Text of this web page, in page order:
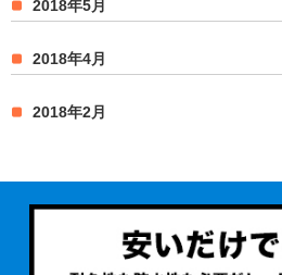
2018年5月
2018年4月
2018年2月